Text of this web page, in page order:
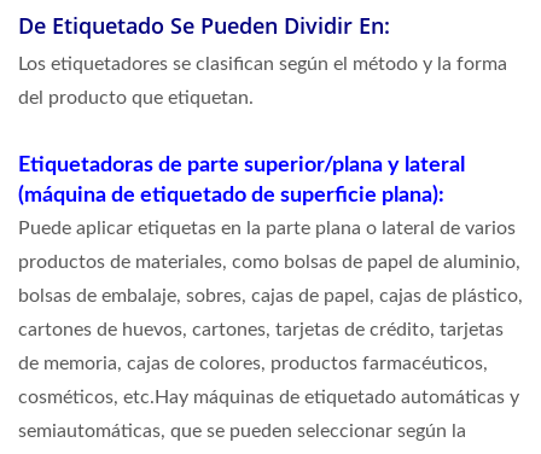
De Etiquetado Se Pueden Dividir En:
Los etiquetadores se clasifican según el método y la forma
del producto que etiquetan.
Etiquetadoras de parte superior/plana y lateral
(máquina de etiquetado de superficie plana):
Puede aplicar etiquetas en la parte plana o lateral de varios
productos de materiales, como bolsas de papel de aluminio,
bolsas de embalaje, sobres, cajas de papel, cajas de plástico,
cartones de huevos, cartones, tarjetas de crédito, tarjetas
de memoria, cajas de colores, productos farmacéuticos,
cosméticos, etc.Hay máquinas de etiquetado automáticas y
semiautomáticas, que se pueden seleccionar según la